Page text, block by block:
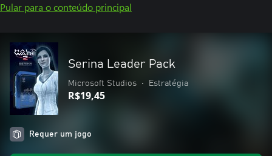
Pular para o conteúdo principal
Serina Leader Pack
Microsoft Studios • Estratégia
R$19,45
Requer um jogo